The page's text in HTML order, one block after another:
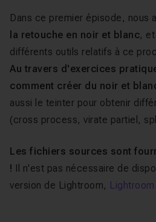
Dans ce premier épisode, nous
la retouche en noir et blanc,
différents outils relatifs à ce
Au travers d'exercices
comment créer du noir et
aussi le teinter pour obtenir
(cross process, virate partiel,
Les fichiers sources sont
! Il n'est pas nécessaire de
version de Lightroom,